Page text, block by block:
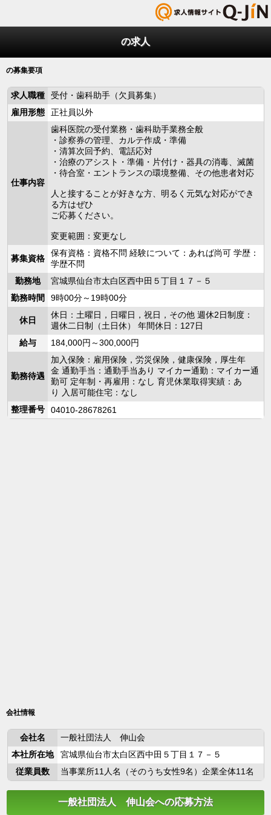
の求人
の募集要項
求人職種
受付・歯科助手（欠員募集）
雇用形態
正社員以外
仕事内容
歯科医院の受付業務・歯科助手業務全般
・診察券の管理、カルテ作成・準備
・清算次回予約、電話応対
・治療のアシスト・準備・片付け・器具の消毒、滅菌
・待合室・エントランスの環境整備、その他患者対応
人と接することが好きな方、明るく元気な対応ができ
る方はぜひ
ご応募ください。
変更範囲：変更なし
募集資格
保有資格：資格不問 経験について：あれば尚可 学歴：
学歴不問
勤務地
宮城県仙台市太白区西中田５丁目１７－５
勤務時間
9時00分～19時00分
休日
休日：土曜日，日曜日，祝日，その他 週休2日制度：
週休二日制（土日休） 年間休日：127日
給与
184,000円～300,000円
勤務待遇
加入保険：雇用保険，労災保険，健康保険，厚生年
金 通勤手当：通勤手当あり マイカー通勤：マイカー通
勤可 定年制・再雇用：なし 育児休業取得実績：あ
り 入居可能住宅：なし
整理番号
04010-28678261
会社情報
会社名
一般社団法人 伸山会
本社所在地
宮城県仙台市太白区西中田５丁目１７－５
従業員数
当事業所11人名（そのうち女性9名）企業全体11名
一般社団法人 伸山会への応募方法